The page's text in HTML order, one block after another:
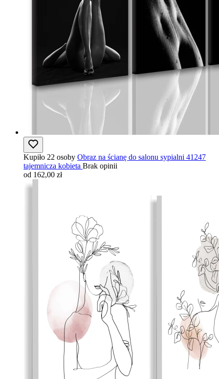
Kupiło 22 osoby Obraz na ścianę do salonu sypialni 41247
tajemnicza kobieta Brak opinii
od 162,00 zł